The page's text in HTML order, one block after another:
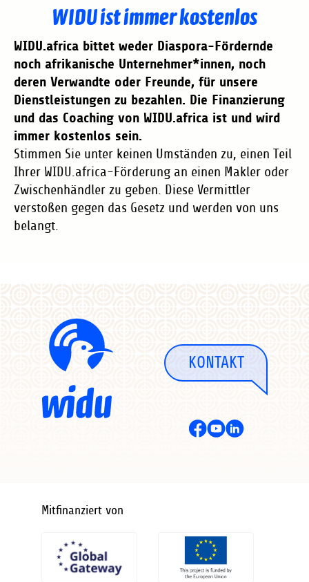
WIDU ist immer kostenlos
WIDU.africa bittet weder Diaspora-Fördernde
noch afrikanische Unternehmer*innen, noch
deren Verwandte oder Freunde, für unsere
Dienstleistungen zu bezahlen. Die Finanzierung
und das Coaching von WIDU.africa ist und wird
immer kostenlos sein.
Stimmen Sie unter keinen Umständen zu, einen Teil
Ihrer WIDU.africa-Förderung an einen Makler oder
Zwischenhändler zu geben. Diese Vermittler
verstoßen gegen das Gesetz und werden von uns
belangt.
KONTAKT
Mitfinanziert von